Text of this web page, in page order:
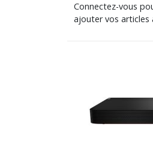
Connectez-vous
ajouter vos articles